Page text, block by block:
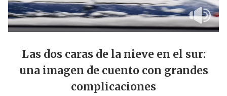
Las dos caras de la nieve en el sur:
una imagen de cuento con grandes
complicaciones